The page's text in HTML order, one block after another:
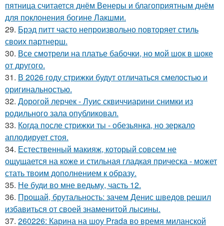
пятница считается днём Венеры и благоприятным днём
для поклонения богине Лакшми.
29. Брэд питт часто непроизвольно повторяет стиль
своих партнерш.
30. Все смотрели на платье бабочки, но мой шок в шоке
от другого.
31. В 2026 году стрижки будут отличаться смелостью и
оригинальностью.
32. Дорогой лерчек - Луис сквиччиарини снимки из
родильного зала опубликовал.
33. Когда после стрижки ты - обезьянка, но зеркало
аплодирует стоя.
34. Естественный макияж, который совсем не
ощущается на коже и стильная гладкая прическа - может
стать твоим дополнением к образу.
35. Не буди во мне ведьму, часть 12.
36. Прощай, брутальность: зачем Денис шведов решил
избавиться от своей знаменитой лысины.
37. 260226: Карина на шоу Prada во время миланской